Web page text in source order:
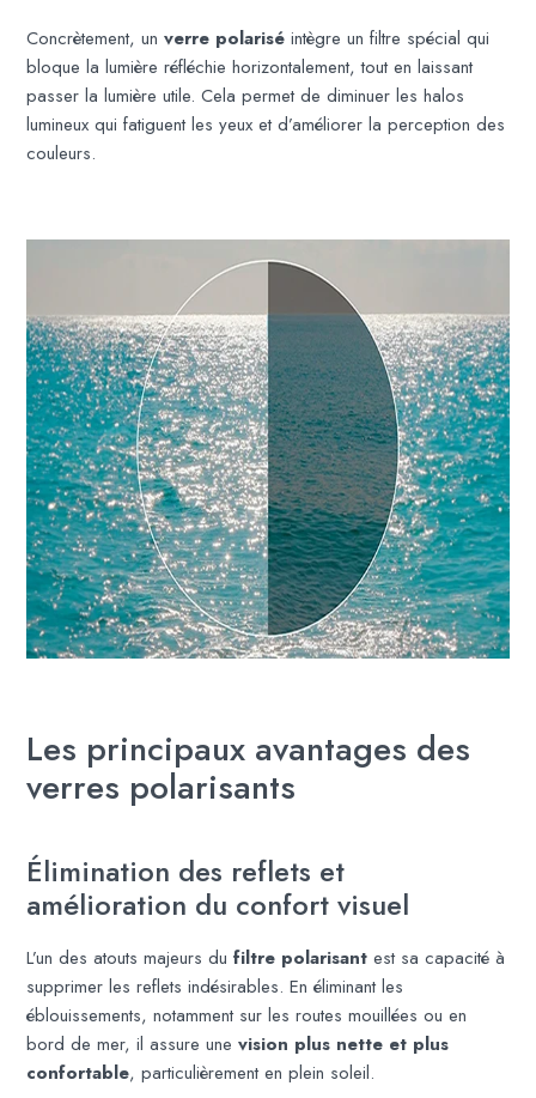
Concrètement, unverre polarisé intègre un filtre spécial qui
bloque la lumière réfléchie horizontalement, tout en laissant
passer la lumière utile. Cela permet de diminuer les halos
lumineux qui fatiguent les yeux et d’améliorer la perception des
couleurs.
Les principaux avantages des
verres polarisants
Élimination des reflets et
amélioration du confort visuel
L’un des atouts majeurs dufiltre polarisant est sa capacité à
supprimer les reflets indésirables. En éliminant les
éblouissements, notamment sur les routes mouillées ou en
bord de mer, il assure unevision plus nette et plus
confortable, particulièrement en plein soleil.